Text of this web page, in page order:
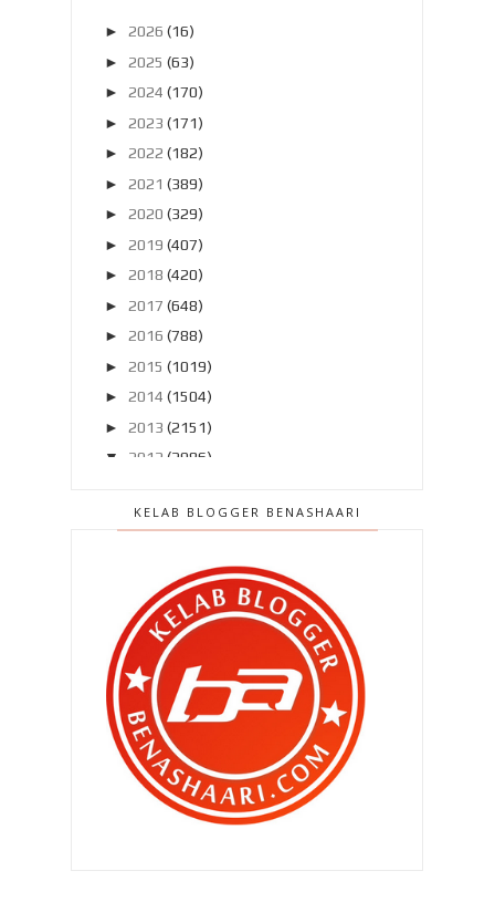
► 2026 (16)
► 2025 (63)
► 2024 (170)
► 2023 (171)
► 2022 (182)
► 2021 (389)
► 2020 (329)
► 2019 (407)
► 2018 (420)
► 2017 (648)
► 2016 (788)
► 2015 (1019)
► 2014 (1504)
► 2013 (2151)
▼
2012 (2986)
►November 2012 (211)
September 2012(260)
►Ogos 2012(210)
▼
Julai 2012
Terlepas saat terindah ? Rugi ..
Pasang MyDistress untuk
keselamatan kita ..
Patutlah si isteri serabai jer ..
Patutlah ..
KELAB BLOGGER BENASHAARI